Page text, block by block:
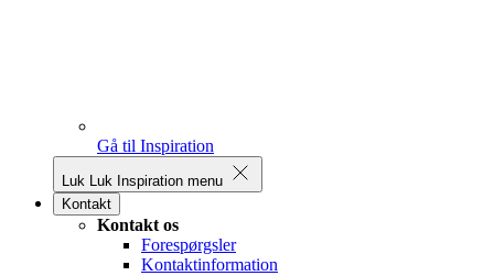
Gå til Inspiration
Luk Luk Inspiration menu
Kontakt
Kontakt os
Forespørgsler
Kontaktinformation